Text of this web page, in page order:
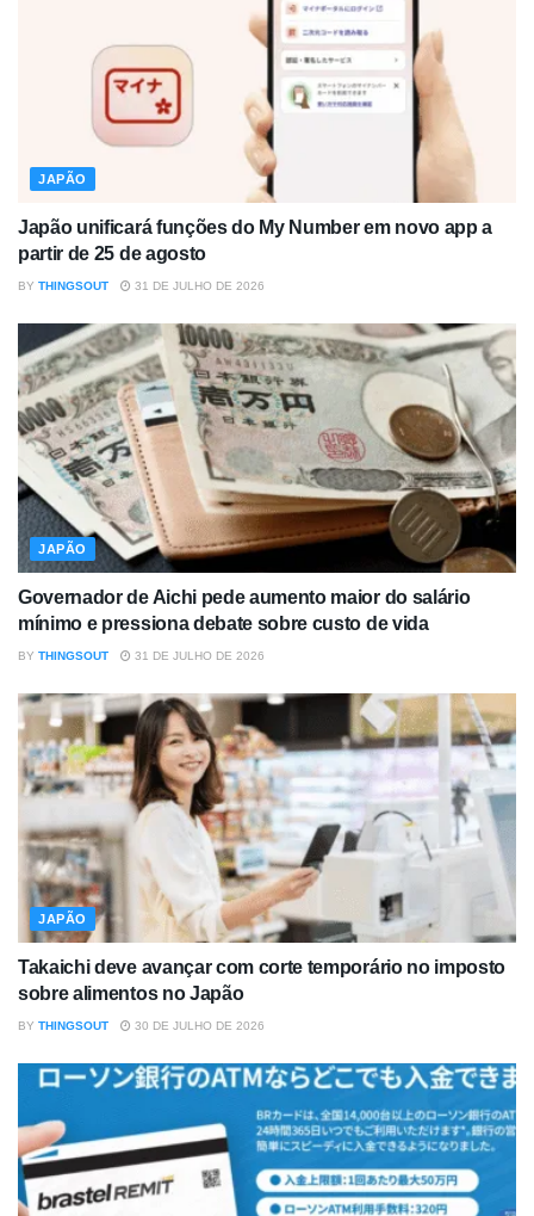
JAPÃO
Japão unificará funções do My Number em novo app a
partir de 25 de agosto
BY THINGSOUT 31 DE JULHO DE 2026
JAPÃO
Governador de Aichi pede aumento maior do salário
mínimo e pressiona debate sobre custo de vida
BY THINGSOUT 31 DE JULHO DE 2026
JAPÃO
Takaichi deve avançar com corte temporário no imposto
sobre alimentos no Japão
BY THINGSOUT 30 DE JULHO DE 2026